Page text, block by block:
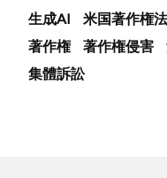
生成AI
米国著作権法
著作権
著作権侵害
集體訴訟